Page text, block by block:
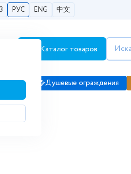
РУС ENG 中文
Каталог товаров
Душевые ограждения